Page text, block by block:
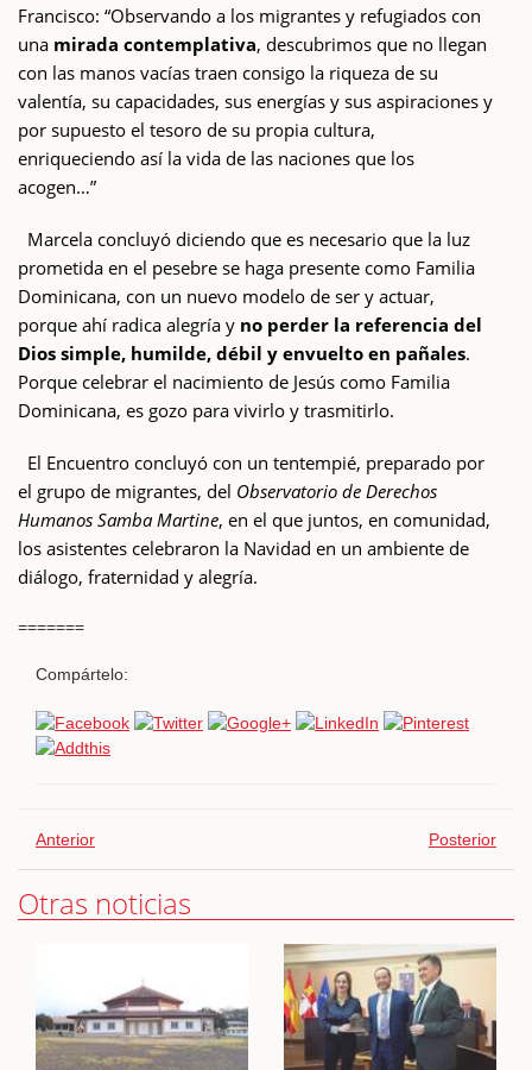
Francisco: “Observando a los migrantes y refugiados con
una mirada contemplativa, descubrimos que no llegan
con las manos vacías traen consigo la riqueza de su
valentía, su capacidades, sus energías y sus aspiraciones y
por supuesto el tesoro de su propia cultura,
enriqueciendo así la vida de las naciones que los
acogen…”
Marcela concluyó diciendo que es necesario que la luz
prometida en el pesebre se haga presente como Familia
Dominicana, con un nuevo modelo de ser y actuar,
porque ahí radica alegría y no perder la referencia del
Dios simple, humilde, débil y envuelto en pañales.
Porque celebrar el nacimiento de Jesús como Familia
Dominicana, es gozo para vivirlo y trasmitirlo.
El Encuentro concluyó con un tentempié, preparado por
el grupo de migrantes, del Observatorio de Derechos
Humanos Samba Martine, en el que juntos, en comunidad,
los asistentes celebraron la Navidad en un ambiente de
diálogo, fraternidad y alegría.
=======
Compártelo:
Anterior Posterior
Otras noticias